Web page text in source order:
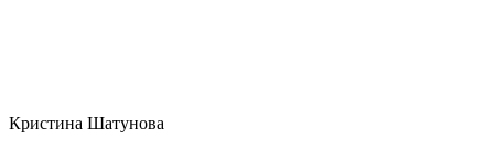
Кристина Шатунова